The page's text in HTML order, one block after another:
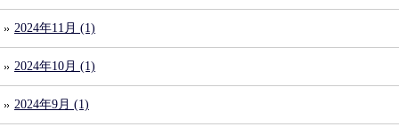
2024年11月 (1)
2024年10月 (1)
2024年9月 (1)